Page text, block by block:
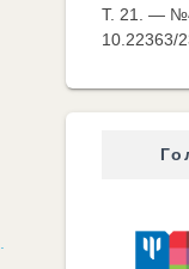
Т. 21. —
10.22363/